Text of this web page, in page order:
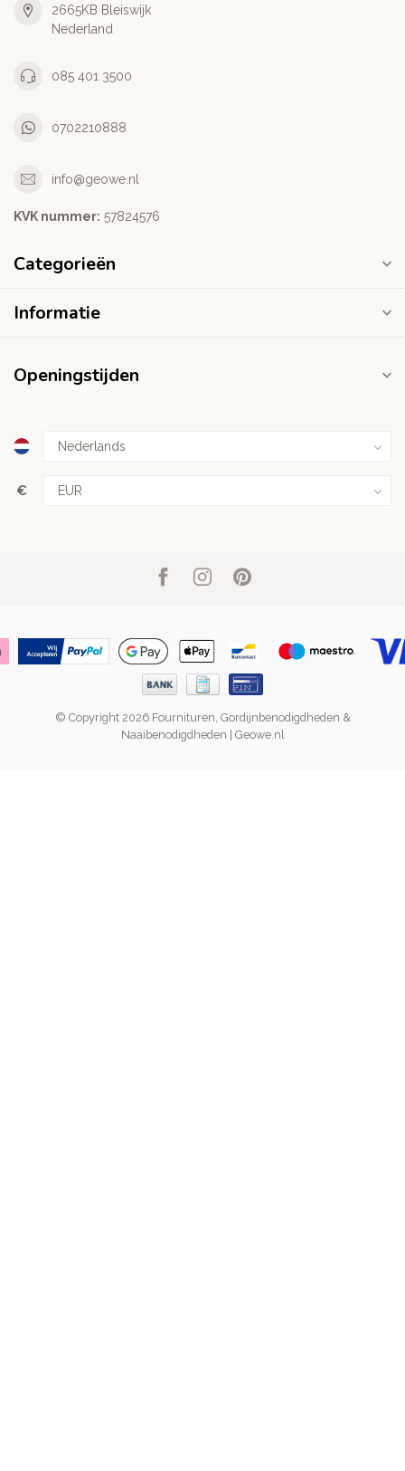
2665KB Bleiswijk
Nederland
085 401 3500
0702210888
info@geowe.nl
KVK nummer: ‭57824576‬
Categorieën
Informatie
Openingstijden
€
© Copyright 2026 Fournituren, Gordijnbenodigdheden &
Naaibenodigdheden | Geowe.nl